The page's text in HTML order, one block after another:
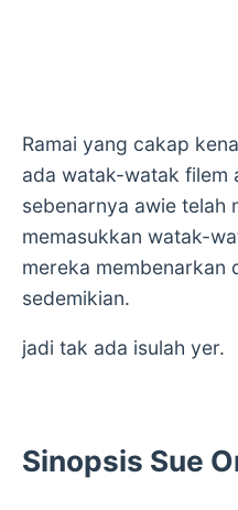
Ramai yang cakap
ada watak-watak filem
sebenarnya awie telah
memasukkan watak-
mereka membenarkan
sedemikian.
jadi tak ada isulah yer.
Sinopsis Sue